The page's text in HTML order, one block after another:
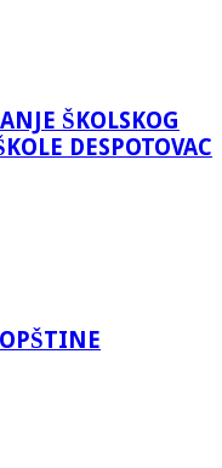
ŠKOLSKOG
DESPOTOVAC